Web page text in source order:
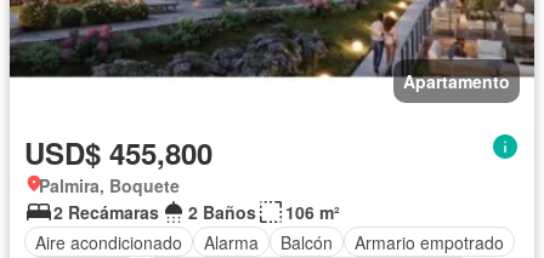
Apartamento
USD$ 455,800
Palmira, Boquete
2 Recámaras
2 Baños
106 m²
Aire acondicionado
Alarma Balcón
Armario empotrado